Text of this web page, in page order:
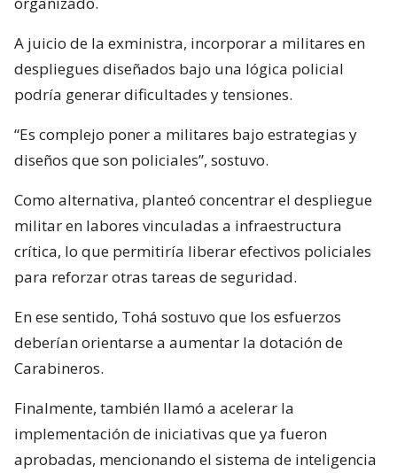
A juicio de la exministra, incorporar a militares en
despliegues diseñados bajo una lógica policial
podría generar dificultades y tensiones.
“Es complejo poner a militares bajo estrategias y
diseños que son policiales”, sostuvo.
Como alternativa, planteó concentrar el despliegue
militar en labores vinculadas a infraestructura
crítica, lo que permitiría liberar efectivos policiales
para reforzar otras tareas de seguridad.
En ese sentido, Tohá sostuvo que los esfuerzos
deberían orientarse a aumentar la dotación de
Carabineros.
Finalmente, también llamó a acelerar la
implementación de iniciativas que ya fueron
aprobadas, mencionando el sistema de inteligencia